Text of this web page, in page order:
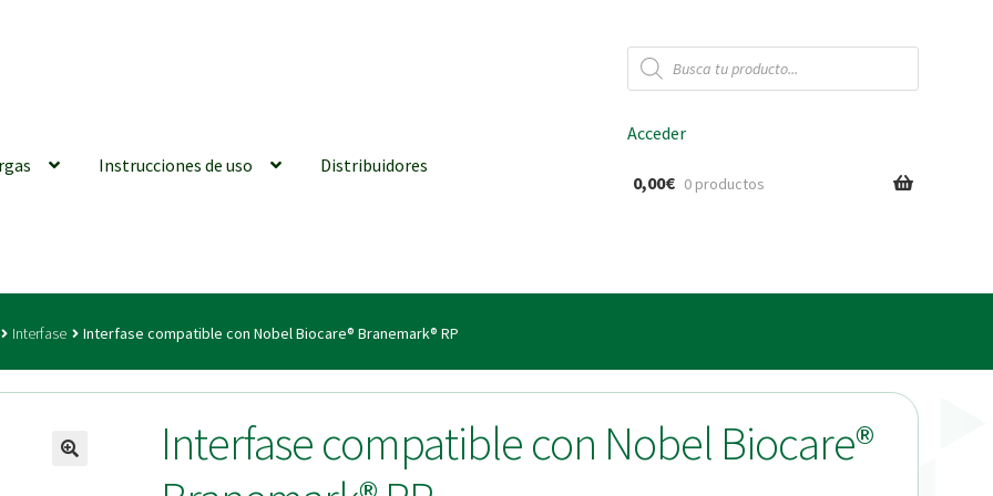
Búsqueda
de
productos
Instrucciones de uso Distribuidores
generales Conexiones CAD CAM Distribuidores Finalizar Pedido
| Tienda Online!
Acceder
0,00€ 0 productos
Interfase Interfase compatible con Nobel Biocare® Branemark® RP
Interfase compatible con Nobel Biocare®